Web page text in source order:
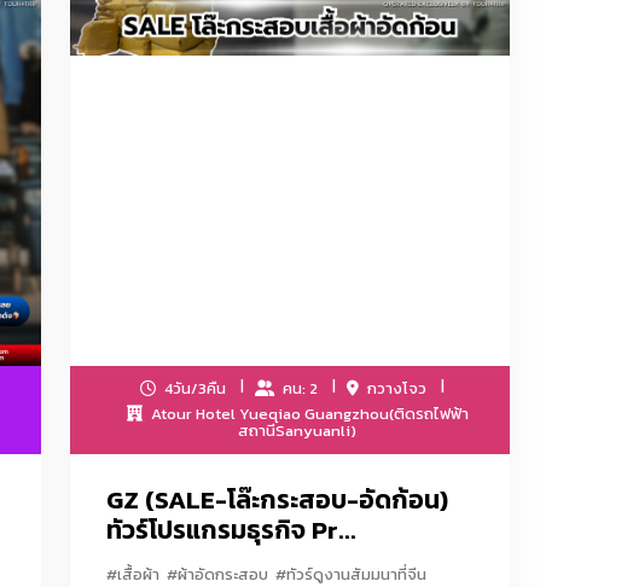
ะผลิตภัณฑ์ที่เกี่ยวข้อง เครื่องประดับและอุปกรณ์ตกแต่งแฟชั่น
ว์เลี้ยง เครื่องใช้ในห้องน้ำ ผลิตภัณฑ์ดูแลส่วนบุคคล เครื่องใช้
ะคุณแม่
วน, ของตกแต่งบ้าน
ปติก, วัสดุก่อสร้างและตกแต่ง, อุปกรณ์สุขภัณฑ์และห้องน้ำ,
เล็กทรอนิกส์และไฟฟ้า, ฮาร์ดแวร์, เครื่องมือ
มตร/ระดับน้ำ/กรรไกรตัดเหล็ก/ชุดดอกสว่าน/กาวร้อน/กาวอีพ็
งเสื้อผ้า-กระเป๋า-รองเท้าและของตกแต่งทุกชนิด/ไหมพรม/ร่ม
แพคเกจจิ้งครบวงจร
น้ำหอม
4วัน/3คืน คน: 2
กวางโจว
Atour Hotel Yueqiao Guangzhou(ติดรถไฟฟ้า
สถานีSanyuanli)
GZ (SALE-โล๊ะกระสอบ-อัดก้อน)
ทัวร์โปรแกรมธุรกิจ Pr...
#เสื้อผ้า #ผ้าอัดกระสอบ #ทัวร์ดูงานสัมมนาที่จีน